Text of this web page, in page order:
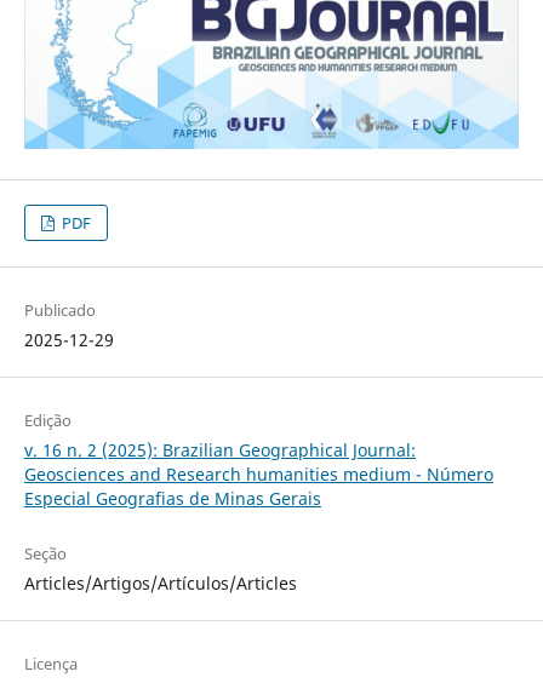
PDF
Publicado
2025-12-29
Edição
v. 16 n. 2 (2025): Brazilian Geographical Journal:
Geosciences and Research humanities medium - Número
Especial Geografias de Minas Gerais
Seção
Articles/Artigos/Artículos/Articles
Licença